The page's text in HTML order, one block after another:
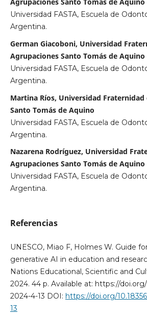
Universidad FASTA, Escuela de
Argentina.
German Giacoboni, Universidad
Agrupaciones Santo Tomás de Aquino
Universidad FASTA, Escuela de
Argentina.
Martina Ríos, Universidad
Santo Tomás de Aquino
Universidad FASTA, Escuela de
Argentina.
Nazarena Rodríguez, Universidad
Agrupaciones Santo Tomás de Aquino
Universidad FASTA, Escuela de
Argentina.
Referencias
UNESCO, Miao F, Holmes W. Guide
generative AI in education and
Nations Educational, Scientific and
2024. 44 p. Available at: https://doi.org/
2024-4-13 DOI: https://doi.org/
13